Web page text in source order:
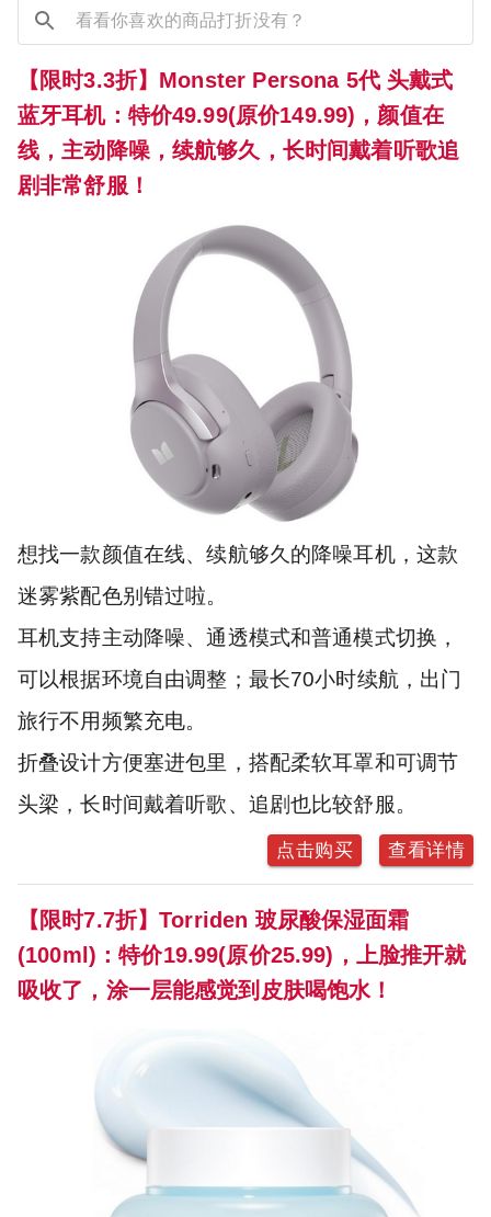
【限时3.3折】Monster Persona 5代 头戴式
蓝牙耳机：特价49.99(原价149.99)，颜值在
线，主动降噪，续航够久，长时间戴着听歌追
剧非常舒服！
想找一款颜值在线、续航够久的降噪耳机，这款
迷雾紫配色别错过啦。
耳机支持主动降噪、通透模式和普通模式切换，
可以根据环境自由调整；最长70小时续航，出门
旅行不用频繁充电。
折叠设计方便塞进包里，搭配柔软耳罩和可调节
头梁，长时间戴着听歌、追剧也比较舒服。
点击购买 查看详情
【限时7.7折】Torriden 玻尿酸保湿面霜
(100ml)：特价19.99(原价25.99)，上脸推开就
吸收了，涂一层能感觉到皮肤喝饱水！